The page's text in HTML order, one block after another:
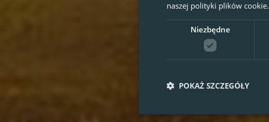
naszej polityki plików cookie.
Niezbędne
POKAŻ SZCZEGÓŁY